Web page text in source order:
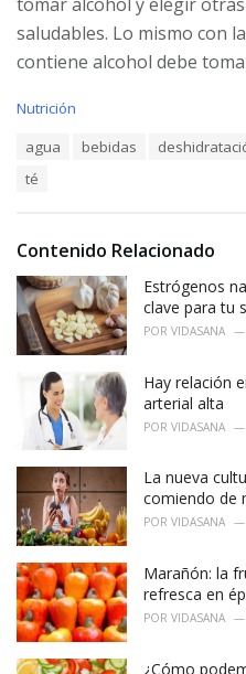
saludables. Lo mismo con
contiene alcohol debe
C
i
s
Nutrición
agua bebidas
té
Contenido Relacionado
Estrógenos
clave para tu
POR VIDASANA
Hay relación
arterial alta
POR VIDASANA
La nueva
comiendo de
POR VIDASANA
Marañón: la
refresca en
POR VIDASANA
¿Cómo